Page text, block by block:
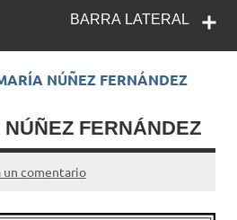
BARRA LATERAL
NÚÑEZ FERNÁNDEZ
FERNÁNDEZ
un comentario